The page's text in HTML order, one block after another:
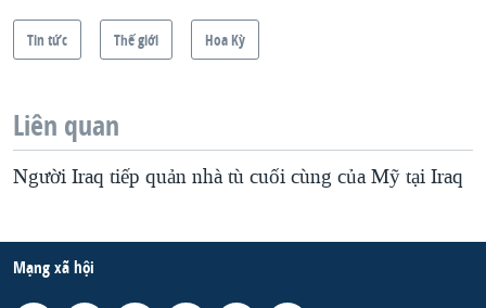
Tin tức Thế giới Hoa Kỳ
Liên quan
Người Iraq tiếp quản nhà tù cuối cùng của Mỹ tại Iraq
Mạng xã hội